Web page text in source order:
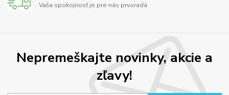
Vaša spokojnosť je pre nás prvoradá
Nepremeškajte novinky, akcie a
zľavy!